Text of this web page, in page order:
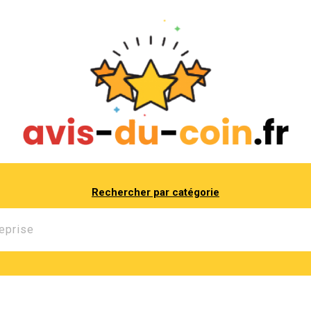
Rechercher par catégorie